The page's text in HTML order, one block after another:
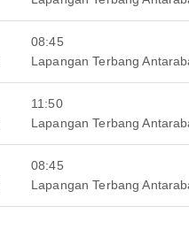
08:45
Lapangan Terbang
11:50
Lapangan Terbang
08:45
Lapangan Terbang